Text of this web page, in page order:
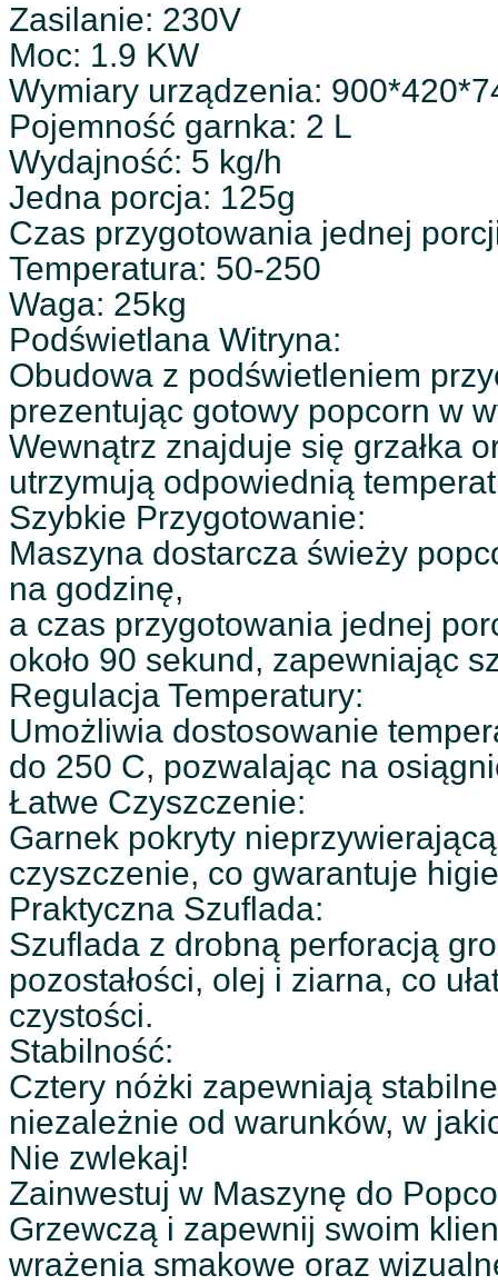
Zasilanie: 230V
Moc: 1.9 KW
Wymiary urządzenia:
Pojemność garnka: 2 L
Wydajność: 5 kg/h
Jedna porcja: 125g
Czas przygotowania jednej
Temperatura: 50-250
Waga: 25kg
Podświetlana Witryna:
Obudowa z podświetleniem
prezentując gotowy popcorn w
Wewnątrz znajduje się grzałka
utrzymują odpowiednią
Szybkie Przygotowanie:
Maszyna dostarcza świeży
na godzinę,
a czas przygotowania jednej
około 90 sekund, zapewniając
Regulacja Temperatury:
Umożliwia dostosowanie
do 250 C, pozwalając na
Łatwe Czyszczenie:
Garnek pokryty nieprzywierającą
czyszczenie, co gwarantuje
Praktyczna Szuflada:
Szuflada z drobną perforacją
pozostałości, olej i ziarna, co
czystości.
Stabilność:
Cztery nóżki zapewniają
niezależnie od warunków, w
Nie zwlekaj!
Zainwestuj w Maszynę do
Grzewczą i zapewnij swoim
wrażenia smakowe oraz